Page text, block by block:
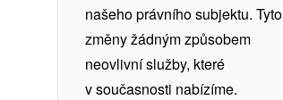
našeho právního subjektu. Tyto
změny žádným způsobem
neovlivní služby, které
v současnosti nabízíme.